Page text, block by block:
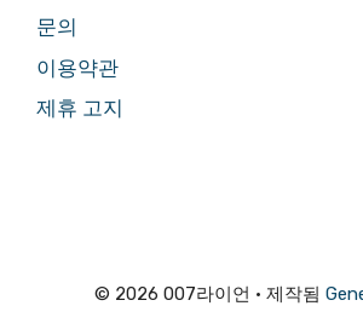
문의
이용약관
제휴 고지
© 2026 007라이언 • 제작됨